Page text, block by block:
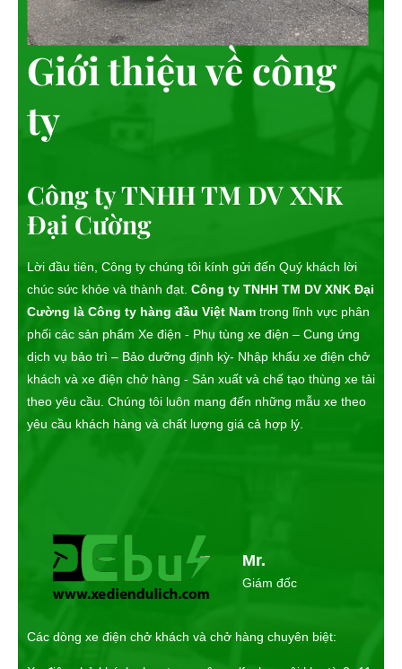
Giới thiệu về công
ty
Công ty TNHH TM DV XNK
Đại Cường
Lời đầu tiên, Công ty chúng tôi kính gửi đến Quý khách lời
chúc sức khỏe và thành đạt. Công ty TNHH TM DV XNK Đại
Cường là Công ty hàng đầu Việt Nam trong lĩnh vực phân
phối các sản phẩm Xe điện - Phụ tùng xe điện – Cung ứng
dịch vụ bảo trì – Bảo dưỡng định kỳ- Nhập khẩu xe điện chở
khách và xe điện chở hàng - Sản xuất và chế tạo thùng xe tải
theo yêu cầu. Chúng tôi luôn mang đến những mẫu xe theo
yêu cầu khách hàng và chất lượng giá cả hợp lý.
Mr.
Giám đốc
Các dòng xe điện chở khách và chở hàng chuyên biệt: